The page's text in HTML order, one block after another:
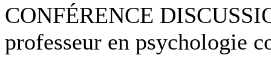
CONFÉRENCE
professeur en psychologie